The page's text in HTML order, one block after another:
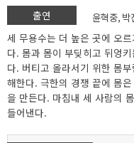
출연
윤혁중, 박
세 무용수는 더 높은 곳에 오
다. 몸과 몸이 부딪히고 뒤엉
다. 버티고 올라서기 위한 몸
해한다. 극한의 경쟁 끝에 몸
을 만든다. 마침내 세 사람의
들어낸다.